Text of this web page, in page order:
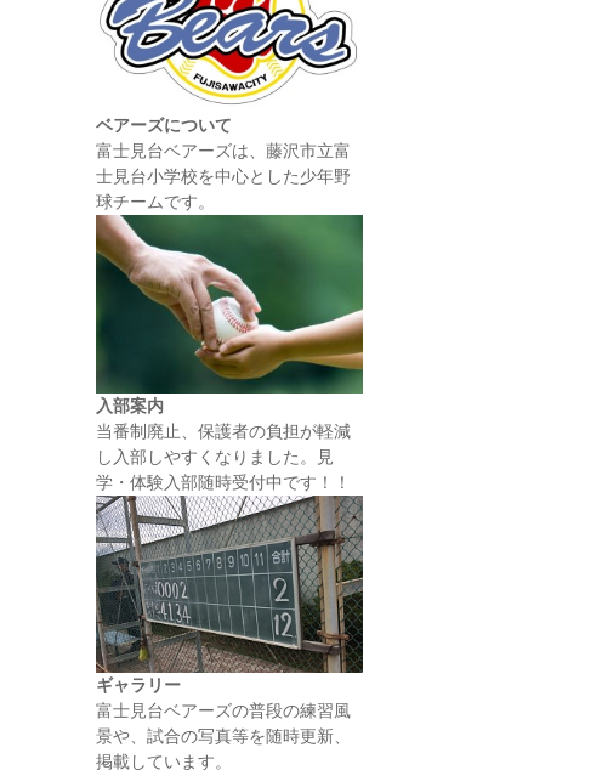
ベアーズについて
富士見台ベアーズは、藤沢市立富
士見台小学校を中心とした少年野
球チームです。
入部案内
当番制廃止、保護者の負担が軽減
し入部しやすくなりました。見
学・体験入部随時受付中です！！
ギャラリー
富士見台ベアーズの普段の練習風
景や、試合の写真等を随時更新、
掲載しています。